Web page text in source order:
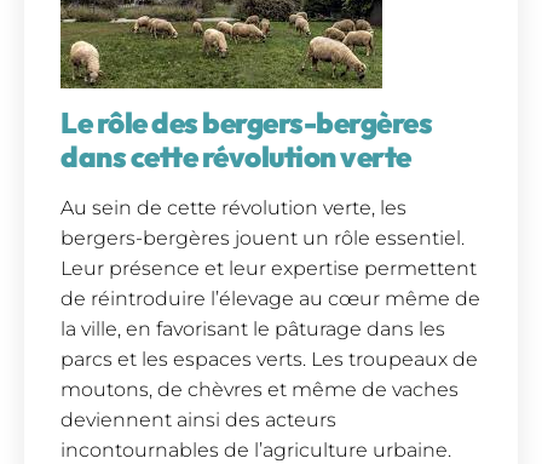
Le rôle des bergers-bergères
dans cette révolution verte
Au sein de cette révolution verte, les
bergers-bergères jouent un rôle essentiel.
Leur présence et leur expertise permettent
de réintroduire l’élevage au cœur même de
la ville, en favorisant le pâturage dans les
parcs et les espaces verts. Les troupeaux de
moutons, de chèvres et même de vaches
deviennent ainsi des acteurs
incontournables de l’agriculture urbaine.